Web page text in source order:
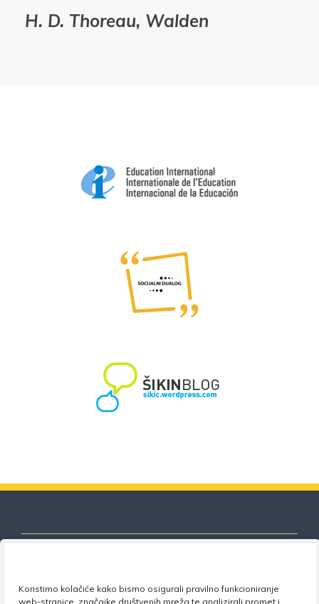
Koristimo kolačiće kako bismo osigurali pravilno funkcioniranje
web-stranice, značajke društvenih mreža te analizirali promet i
H. D. Thoreau, Walden
Nezavisni sindikat znanosti i visokog